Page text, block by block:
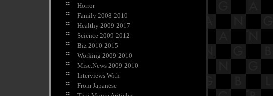
Horror
Family 2008-2010
Healthy 2009-2017
Science 2009-2012
Biz 2010-2015
Working 2009-2010
Misc.News 2009-2010
Interviews With
From Japanese